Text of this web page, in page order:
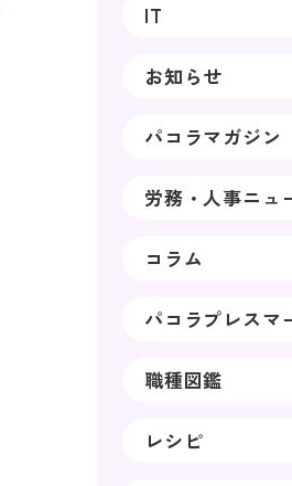
IT
お知らせ
パコラマガジン
労務・人事ニュ
コラム
パコラプレスマ
職種図鑑
レシピ